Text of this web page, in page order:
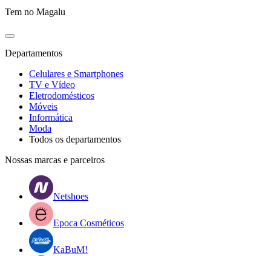
Tem no Magalu
Departamentos
Celulares e Smartphones
TV e Vídeo
Eletrodomésticos
Móveis
Informática
Moda
Todos os departamentos
Nossas marcas e parceiros
Netshoes
Epoca Cosméticos
KaBuM!